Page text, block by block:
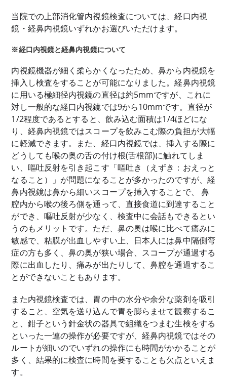
当院での上部消化管内視鏡検査については、経口内視
鏡・経鼻内視鏡いずれかお選びいただけます。
※経口内視鏡と経鼻内視鏡について
内視鏡機器が細く柔らかくなったため、鼻から内視鏡を
挿入し検査をすることが可能になりました。経鼻内視鏡
に用いる極細径内視鏡の直径は約5mmですが、これに
対し一般的な経口内視鏡では9から10mmです。直径が
1/2程度であるとすると、飲み込む面積は1/4ほどにな
り、経鼻内視鏡ではスコープを飲みこむ際の負担が大幅
に軽減できます。また、経口内視鏡では、挿入する際に
どうしても喉の奥の舌の付け根(舌根部)に触れてしま
い、嘔吐反射を引き起こす「嘔吐き（えずき：おえっと
なること）」が問題になることが多かったのですが、経
鼻内視鏡は鼻から細いスコープを挿入することで、 鼻
腔内から喉の後ろ側を通って、直接食道に到達すること
ができ、嘔吐反射が少なく、検査中に会話もできるとい
うのもメリットです。ただ、鼻の奥は喉に比べて痛みに
敏感で、粘膜が出血しやすい上、日本人には鼻中隔側弯
症の方も多く、鼻の奥が狭い場合、スコープが通過する
際に出血したり、痛みが出たりして、鼻腔を通過するこ
とができないこともあります。
また内視鏡検査では、胃の中の水分や余分な薬剤を吸引
すること、空気を送り込んで胃を膨らませて観察するこ
と、鉗子という針金状の器具で組織をつまむ生検をする
といった一連の操作が必要ですが、経鼻内視鏡ではその
ルートが細いのでいずれの操作にも時間がかかることが
多く、結果的に検査に時間を要することも欠点といえま
す。